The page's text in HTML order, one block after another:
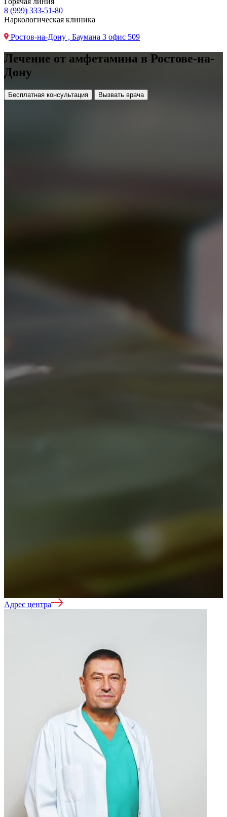
8 (999) 333-51-80
Наркологическая клиника
Ростов-на-Дону , Баумана 3 офис 509
Лечение от амфетамина в Ростове-на-
Дону
Бесплатная консультация Вызвать врача
Лечение наркомании
Адрес центра